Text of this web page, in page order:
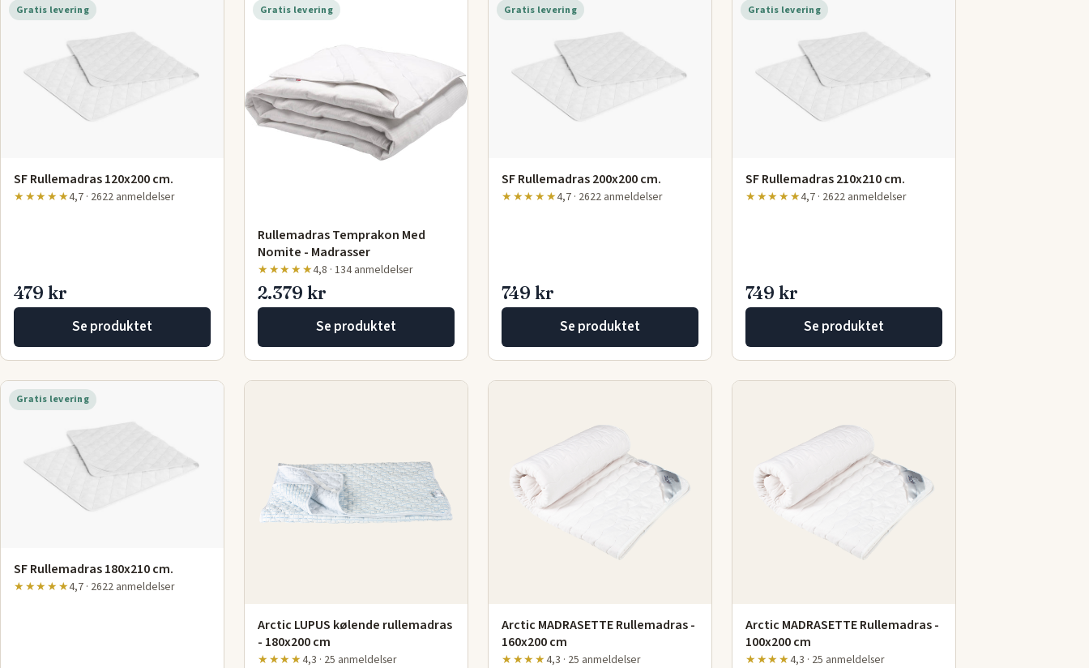
Gratis levering
SF Rullemadras 120x200 cm.
★★★★★4,7 · 2622 anmeldelser
479 kr
Se produktet
Gratis levering
Rullemadras Temprakon Med
Nomite - Madrasser
★★★★★4,8 · 134 anmeldelser
2.379 kr
Se produktet
Gratis levering
SF Rullemadras 200x200 cm.
★★★★★4,7 · 2622 anmeldelser
749 kr
Se produktet
Gratis levering
SF Rullemadras 210x210 cm.
★★★★★4,7 · 2622 anmeldelser
749 kr
Se produktet
Gratis levering
SF Rullemadras 180x210 cm.
★★★★★4,7 · 2622 anmeldelser
Arctic LUPUS kølende rullemadras
- 180x200 cm
★★★★4,3 · 25 anmeldelser
Arctic MADRASETTE Rullemadras -
160x200 cm
★★★★4,3 · 25 anmeldelser
Arctic MADRASETTE Rullemadras -
100x200 cm
★★★★4,3 · 25 anmeldelser